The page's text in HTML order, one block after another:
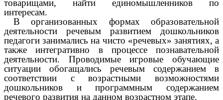
товарищами, найти единомышленников по
интересам.
В организованных формах образовательной
деятельности речевым развитием дошкольников
педагоги занимались на чисто «речевых» занятиях, а
также интегративно в процессе познавательной
деятельности. Проводимые игровые обучающие
ситуации обогащались речевым содержанием в
соответствии с возрастными возможностями
дошкольников и программным содержанием
речевого развития на данном возрастном этапе.